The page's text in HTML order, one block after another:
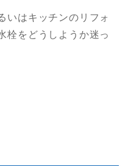
いはキッチンのリフォ
栓をどうしようか迷っ